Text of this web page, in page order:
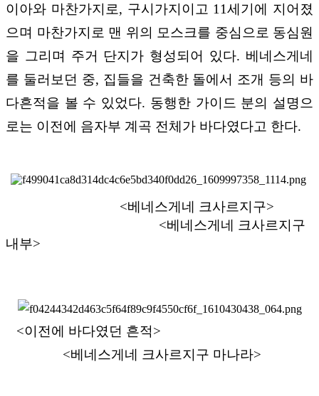
이아와 마찬가지로, 구시가지이고 11세기에 지어졌
으며 마찬가지로 맨 위의 모스크를 중심으로 동심원
을 그리며 주거 단지가 형성되어 있다. 베네스게네
를 둘러보던 중, 집들을 건축한 돌에서 조개 등의 바
다흔적을 볼 수 있었다. 동행한 가이드 분의 설명으
로는 이전에 음자부 계곡 전체가 바다였다고 한다.
<베네스게네 크사르지구>
<베네스게네 크사르지구
내부>
<이전에 바다였던 흔적>
<베네스게네 크사르지구 마나라>